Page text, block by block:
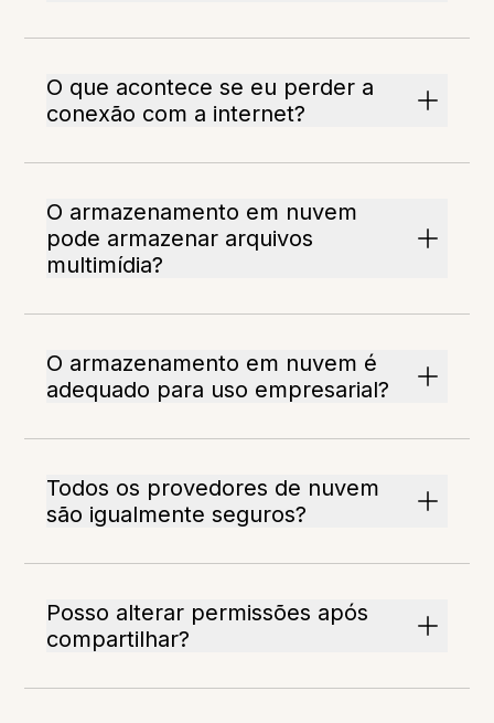
O que acontece se eu perder a
conexão com a internet?
O armazenamento em nuvem
pode armazenar arquivos
multimídia?
O armazenamento em nuvem é
adequado para uso empresarial?
Todos os provedores de nuvem
são igualmente seguros?
Posso alterar permissões após
compartilhar?